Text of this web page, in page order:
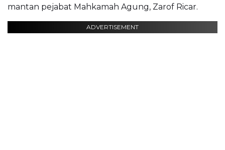
mantan pejabat Mahkamah Agung, Zarof Ricar.
ADVERTISEMENT